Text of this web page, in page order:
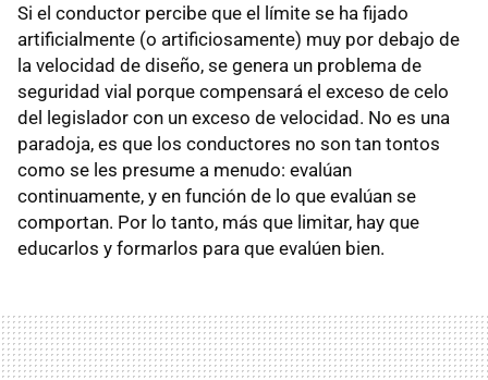
Si el conductor percibe que el límite se ha fijado
artificialmente (o artificiosamente) muy por debajo de
la velocidad de diseño, se genera un problema de
seguridad vial porque compensará el exceso de celo
del legislador con un exceso de velocidad. No es una
paradoja, es que los conductores no son tan tontos
como se les presume a menudo: evalúan
continuamente, y en función de lo que evalúan se
comportan. Por lo tanto, más que limitar, hay que
educarlos y formarlos para que evalúen bien.